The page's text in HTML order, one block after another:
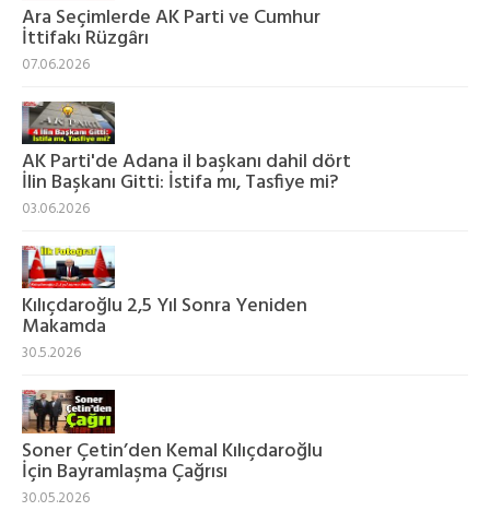
Ara Seçimlerde AK Parti ve Cumhur
İttifakı Rüzgârı
07.06.2026
AK Parti'de Adana il başkanı dahil dört
İlin Başkanı Gitti: İstifa mı, Tasfiye mi?
03.06.2026
Kılıçdaroğlu 2,5 Yıl Sonra Yeniden
Makamda
30.5.2026
Soner Çetin’den Kemal Kılıçdaroğlu
İçin Bayramlaşma Çağrısı
30.05.2026